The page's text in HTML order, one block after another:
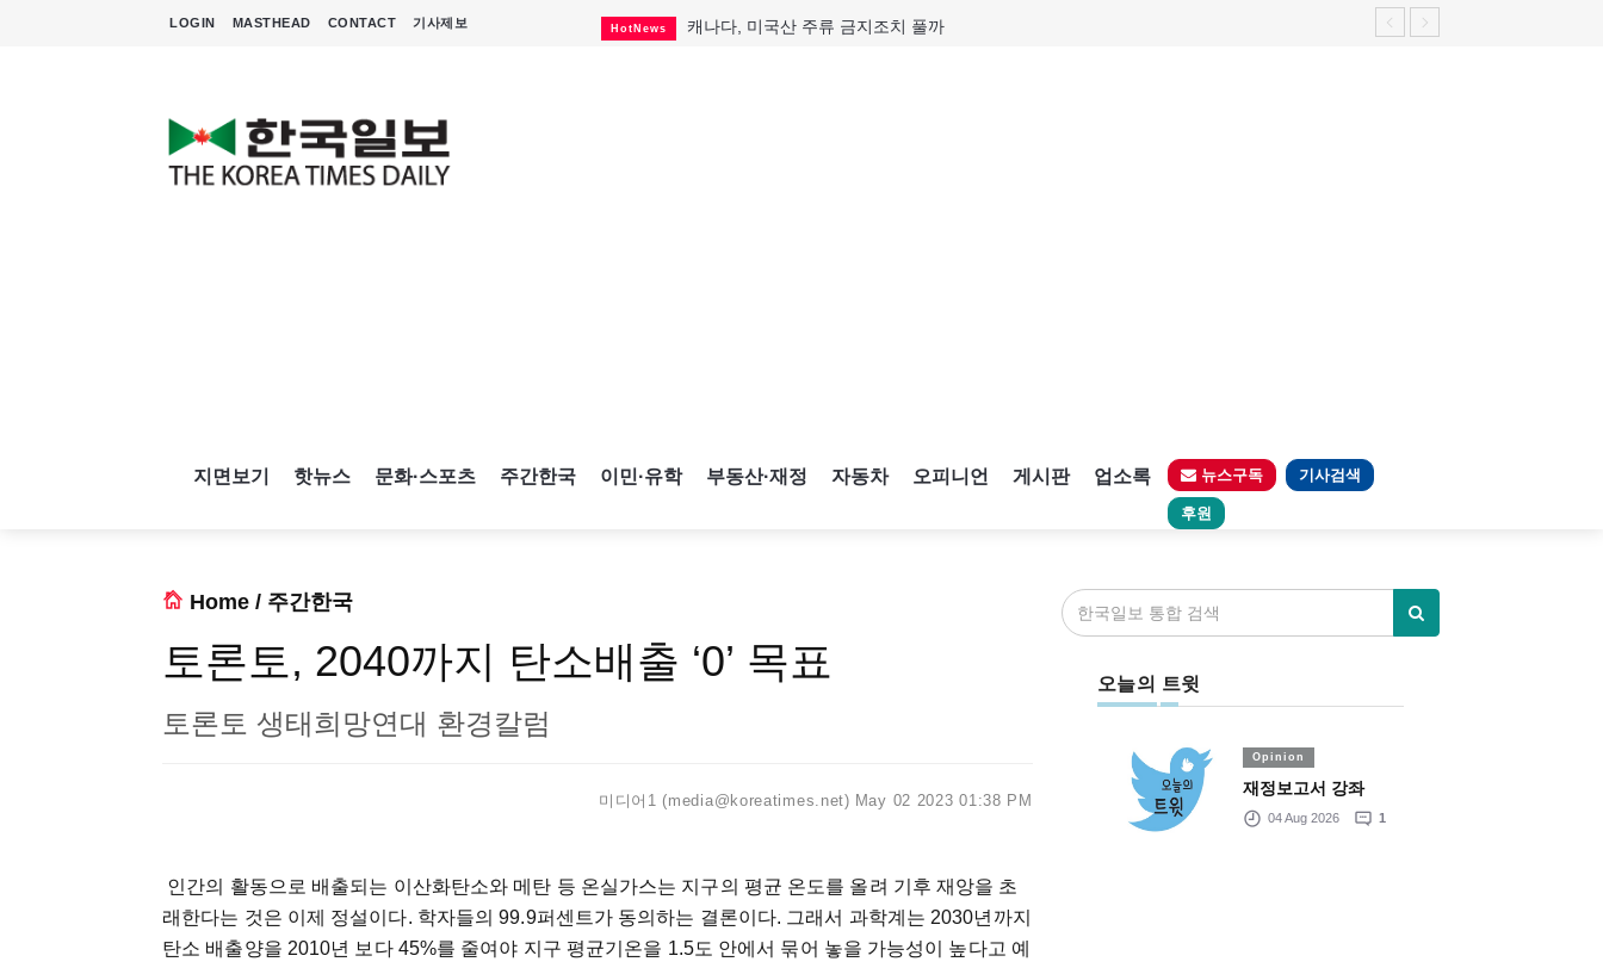
LOGIN MASTHEAD CONTACT 기사제보 HotNews 캐나다, 미국산 주류 금지조치 풀까
지면보기 핫뉴스 문화·스포츠 주간한국 이민·유학 부동산·재정 자동차 오피니언 게시판 업소록 뉴스구독 기사검색
후원
Home / 주간한국
토론토, 2040까지 탄소배출 ‘0’ 목표
토론토 생태희망연대 환경칼럼
미디어1 (media@koreatimes.net) May 02 2023 01:38 PM
인간의 활동으로 배출되는 이산화탄소와 메탄 등 온실가스는 지구의 평균 온도를 올려 기후 재앙을 초
래한다는 것은 이제 정설이다. 학자들의 99.9퍼센트가 동의하는 결론이다. 그래서 과학계는 2030년까지
탄소 배출양을 2010년 보다 45%를 줄여야 지구 평균기온을 1.5도 안에서 묶어 놓을 가능성이 높다고 예
오늘의 트윗
Opinion
재정보고서 강좌
04 Aug 2026 1